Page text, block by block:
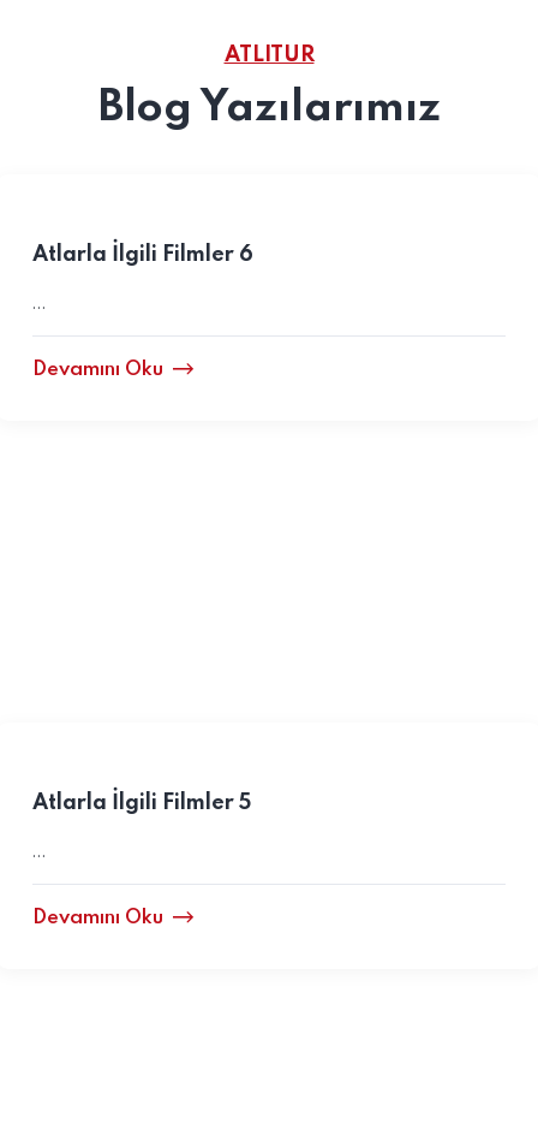
ATLITUR
Blog Yazılarımız
Atlarla İlgili Filmler 6
…
Devamını Oku
Atlarla İlgili Filmler 5
…
Devamını Oku